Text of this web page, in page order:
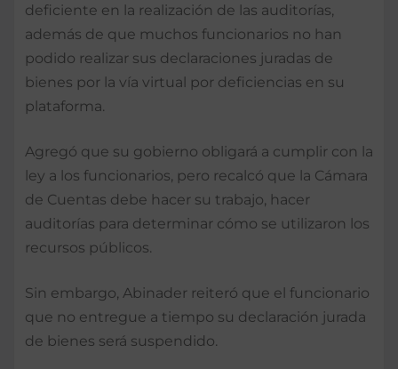
deficiente en la realización de las auditorías,
además de que muchos funcionarios no han
podido realizar sus declaraciones juradas de
bienes por la vía virtual por deficiencias en su
plataforma.
Agregó que su gobierno obligará a cumplir con la
ley a los funcionarios, pero recalcó que la Cámara
de Cuentas debe hacer su trabajo, hacer
auditorías para determinar cómo se utilizaron los
recursos públicos.
Sin embargo, Abinader reiteró que el funcionario
que no entregue a tiempo su declaración jurada
de bienes será suspendido.